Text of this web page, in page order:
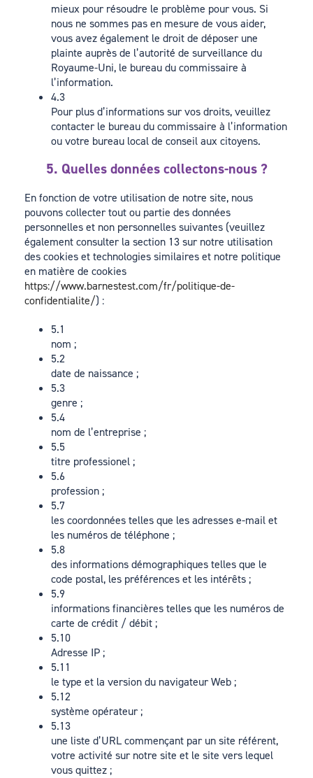
mieux pour résoudre le problème pour vous. Si
nous ne sommes pas en mesure de vous aider,
vous avez également le droit de déposer une
plainte auprès de l’autorité de surveillance du
Royaume-Uni, le bureau du commissaire à
l’information.
4.3
Pour plus d’informations sur vos droits, veuillez
contacter le bureau du commissaire à l’information
ou votre bureau local de conseil aux citoyens.
5. Quelles données collectons-nous ?
En fonction de votre utilisation de notre site, nous
pouvons collecter tout ou partie des données
personnelles et non personnelles suivantes (veuillez
également consulter la section 13 sur notre utilisation
des cookies et technologies similaires et notre politique
en matière de cookies
https://www.barnestest.com/fr/politique-de-
confidentialite/) :
5.1
nom ;
5.2
date de naissance ;
5.3
genre ;
5.4
nom de l’entreprise ;
5.5
titre professionel ;
5.6
profession ;
5.7
les coordonnées telles que les adresses e-mail et
les numéros de téléphone ;
5.8
des informations démographiques telles que le
code postal, les préférences et les intérêts ;
5.9
informations financières telles que les numéros de
carte de crédit / débit ;
5.10
Adresse IP ;
5.11
le type et la version du navigateur Web ;
5.12
système opérateur ;
5.13
une liste d’URL commençant par un site référent,
votre activité sur notre site et le site vers lequel
vous quittez ;